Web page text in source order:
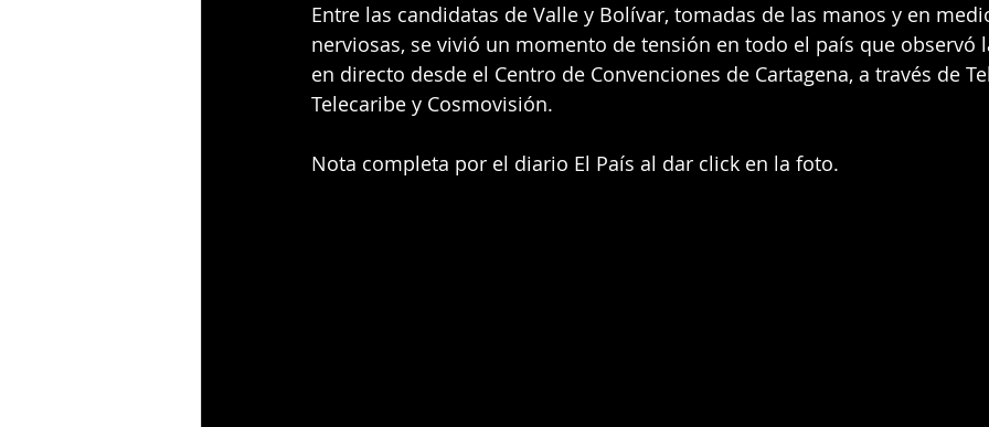
Entre las candidatas de Valle y Bolívar, tomadas de las manos y en
nerviosas, se vivió un momento de tensión en todo el país que observó
en directo desde el Centro de Convenciones de Cartagena, a través de
Telecaribe y Cosmovisión.
Nota completa por el diario El País al dar click en la foto.